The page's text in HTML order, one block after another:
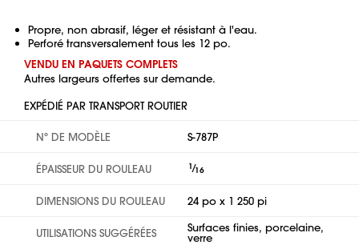
Propre, non abrasif, léger et résistant à l'eau.
Perforé transversalement tous les 12 po.
VENDU EN PAQUETS COMPLETS
Autres largeurs offertes sur demande.
EXPÉDIÉ PAR TRANSPORT ROUTIER
Nº DE MODÈLE S-787P
ÉPAISSEUR DU ROULEAU 1⁄16
DIMENSIONS DU ROULEAU 24 po x 1 250 pi
UTILISATIONS SUGGÉRÉES Surfaces finies, porcelaine,
verre